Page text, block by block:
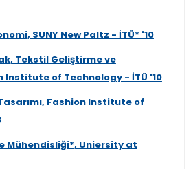
SUNY New Paltz - İTÜ* '10
Tekstil Geliştirme ve
Institute of Technology - İTÜ '10
Fashion Institute of
Mühendisliği*, Uniersity at